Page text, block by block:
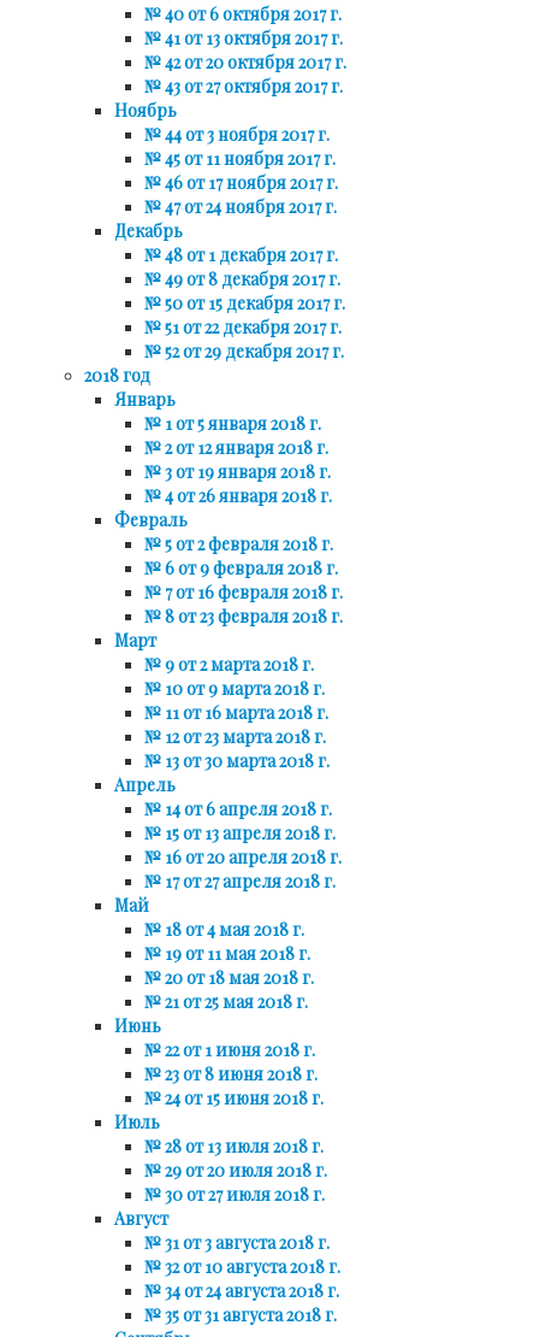
№ 40 от 6 октября 2017 г.
№ 41 от 13 октября 2017 г.
№ 42 от 20 октября 2017 г.
№ 43 от 27 октября 2017 г.
Ноябрь
№ 44 от 3 ноября 2017 г.
№ 45 от 11 ноября 2017 г.
№ 46 от 17 ноября 2017 г.
№ 47 от 24 ноября 2017 г.
Декабрь
№ 48 от 1 декабря 2017 г.
№ 49 от 8 декабря 2017 г.
№ 50 от 15 декабря 2017 г.
№ 51 от 22 декабря 2017 г.
№ 52 от 29 декабря 2017 г.
2018 год
Январь
№ 1 от 5 января 2018 г.
№ 2 от 12 января 2018 г.
№ 3 от 19 января 2018 г.
№ 4 от 26 января 2018 г.
Февраль
№ 5 от 2 февраля 2018 г.
№ 6 от 9 февраля 2018 г.
№ 7 от 16 февраля 2018 г.
№ 8 от 23 февраля 2018 г.
Март
№ 9 от 2 марта 2018 г.
№ 10 от 9 марта 2018 г.
№ 11 от 16 марта 2018 г.
№ 12 от 23 марта 2018 г.
№ 13 от 30 марта 2018 г.
Апрель
№ 14 от 6 апреля 2018 г.
№ 15 от 13 апреля 2018 г.
№ 16 от 20 апреля 2018 г.
№ 17 от 27 апреля 2018 г.
Май
№ 18 от 4 мая 2018 г.
№ 19 от 11 мая 2018 г.
№ 20 от 18 мая 2018 г.
№ 21 от 25 мая 2018 г.
Июнь
№ 22 от 1 июня 2018 г.
№ 23 от 8 июня 2018 г.
№ 24 от 15 июня 2018 г.
Июль
№ 28 от 13 июля 2018 г.
№ 29 от 20 июля 2018 г.
№ 30 от 27 июля 2018 г.
Август
№ 31 от 3 августа 2018 г.
№ 32 от 10 августа 2018 г.
№ 34 от 24 августа 2018 г.
№ 35 от 31 августа 2018 г.